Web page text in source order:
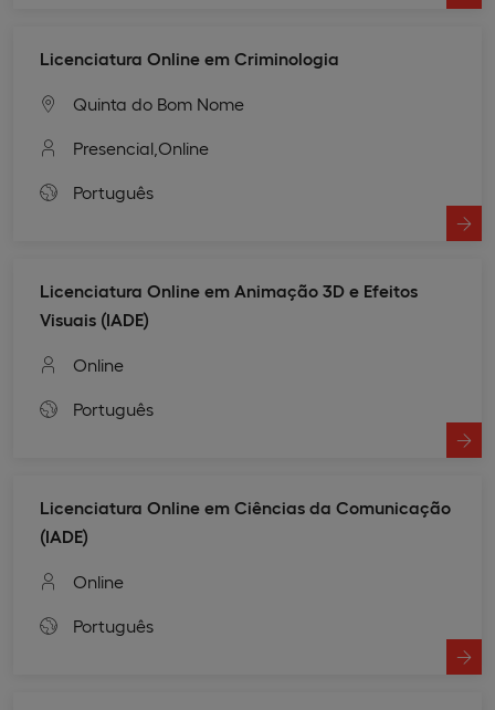
Licenciatura Online em Criminologia
Quinta do Bom Nome
Presencial, Online
Português
Licenciatura Online em Animação 3D e Efeitos
Visuais (IADE)
Online
Português
Licenciatura Online em Ciências da Comunicação
(IADE)
Online
Português